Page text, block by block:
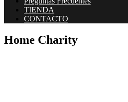
TIENDA
CONTACTO
Home Charity